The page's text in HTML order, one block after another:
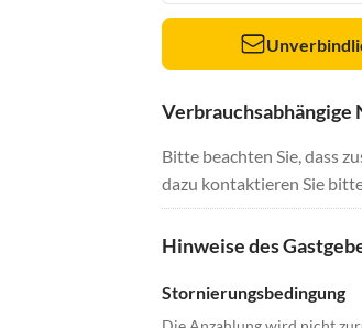
Verbrauchsabhängige
Bitte beachten Sie, dass
dazu kontaktieren Sie
Hinweise des
Stornierungsbedingung